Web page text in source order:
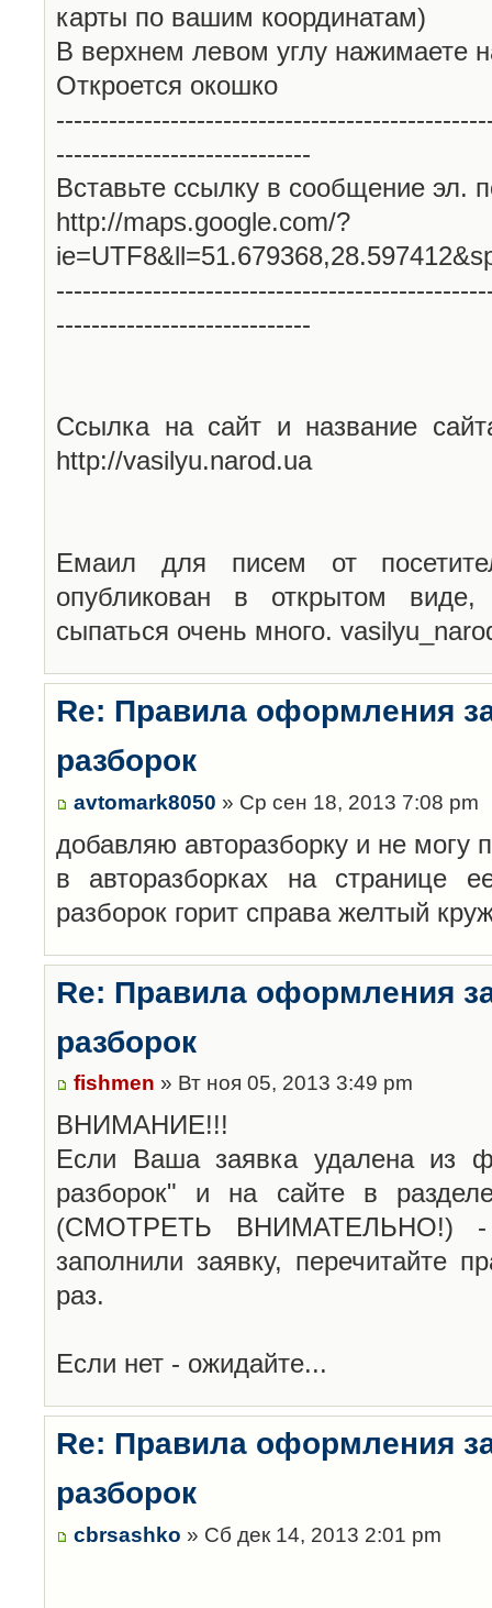
карты по вашим координатам)
В верхнем левом углу нажимаете
Откроется окошко
-----------------------------
Вставьте ссылку в сообщение эл.
http://maps.google.com/?
-----------------------------
Ссылка на сайт и название
http://vasilyu.narod.ua
Емаил для писем от
опубликован в открытом
сыпаться очень много.
Re: Правила оформления
разборок
avtomark8050 » Ср сен 18, 2013 7:08 pm
добавляю авторазборку и не могу
в авторазборках на странице
разборок горит справа желтый
Re: Правила оформления
разборок
fishmen » Вт ноя 05, 2013 3:49 pm
ВНИМАНИЕ!!!
Если Ваша заявка удалена из
разборок" и на сайте в
(СМОТРЕТЬ ВНИМАТЕЛЬНО!)
заполнили заявку, перечитайте
раз.
Если нет - ожидайте...
Re: Правила оформления
разборок
cbrsashko » Сб дек 14, 2013 2:01 pm